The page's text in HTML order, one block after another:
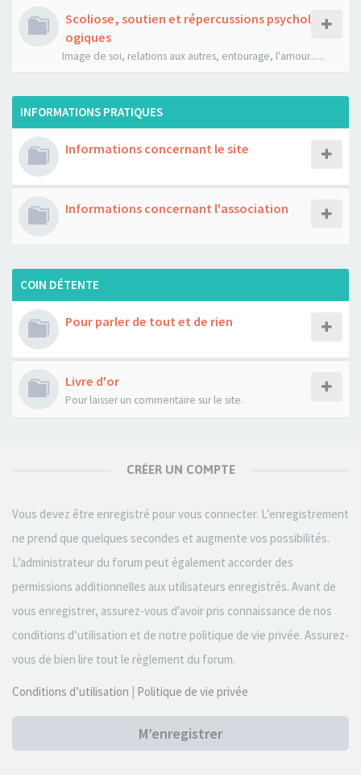
Scoliose, soutien et répercussions psychol
ogiques
Image de soi, relations aux autres, entourage, l'amour......
INFORMATIONS PRATIQUES
Informations concernant le site
Informations concernant l'association
COIN DÉTENTE
Pour parler de tout et de rien
Livre d'or
Pour laisser un commentaire sur le site.
CRÉER UN COMPTE
Vous devez être enregistré pour vous connecter. L’enregistrement
ne prend que quelques secondes et augmente vos possibilités.
L’administrateur du forum peut également accorder des
permissions additionnelles aux utilisateurs enregistrés. Avant de
vous enregistrer, assurez-vous d’avoir pris connaissance de nos
conditions d’utilisation et de notre politique de vie privée. Assurez-
vous de bien lire tout le règlement du forum.
Conditions d’utilisation | Politique de vie privée
M’enregistrer